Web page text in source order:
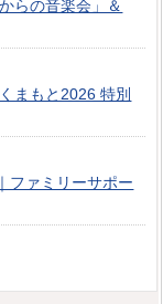
らの音楽会」＆
まもと2026 特別
ファミリーサポー